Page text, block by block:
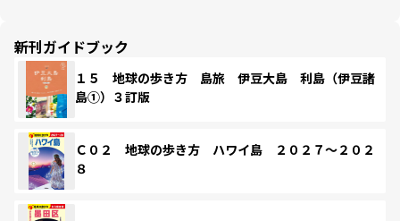
新刊ガイドブック
１５ 地球の歩き方 島旅 伊豆大島 利島（伊豆諸
島①）３訂版
Ｃ０２ 地球の歩き方 ハワイ島 ２０２７～２０２
８